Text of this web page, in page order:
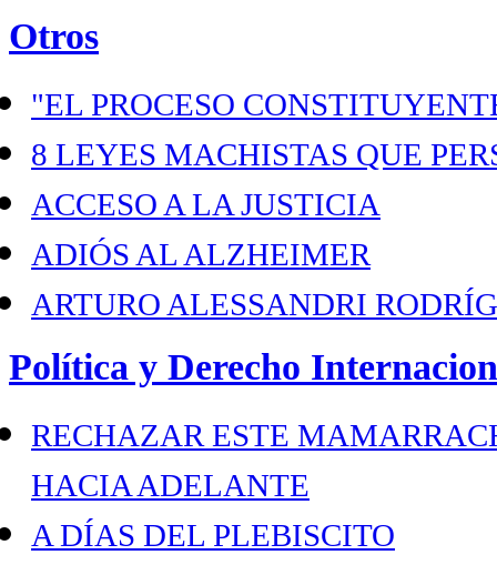
Otros
"EL PROCESO
8 LEYES MACHISTAS QUE
ACCESO A LA JUSTICIA
ADIÓS AL ALZHEIMER
ARTURO ALESSANDRI
Política y Derecho
RECHAZAR ESTE
HACIA ADELANTE
A DÍAS DEL PLEBISCITO